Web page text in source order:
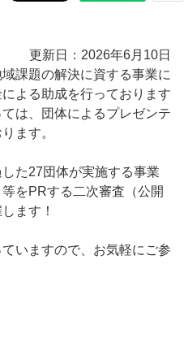
更新日：2026年6月10日
課題の解決に資する事業に
よる助成を行っております
は、団体によるプレゼンテ
ます。
た27団体が実施する事業
をPRする二次審査（公開
ます！
いますので、お気軽にご参